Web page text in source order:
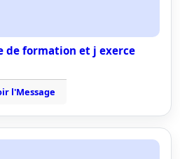
de formation et j exerce
l'Message